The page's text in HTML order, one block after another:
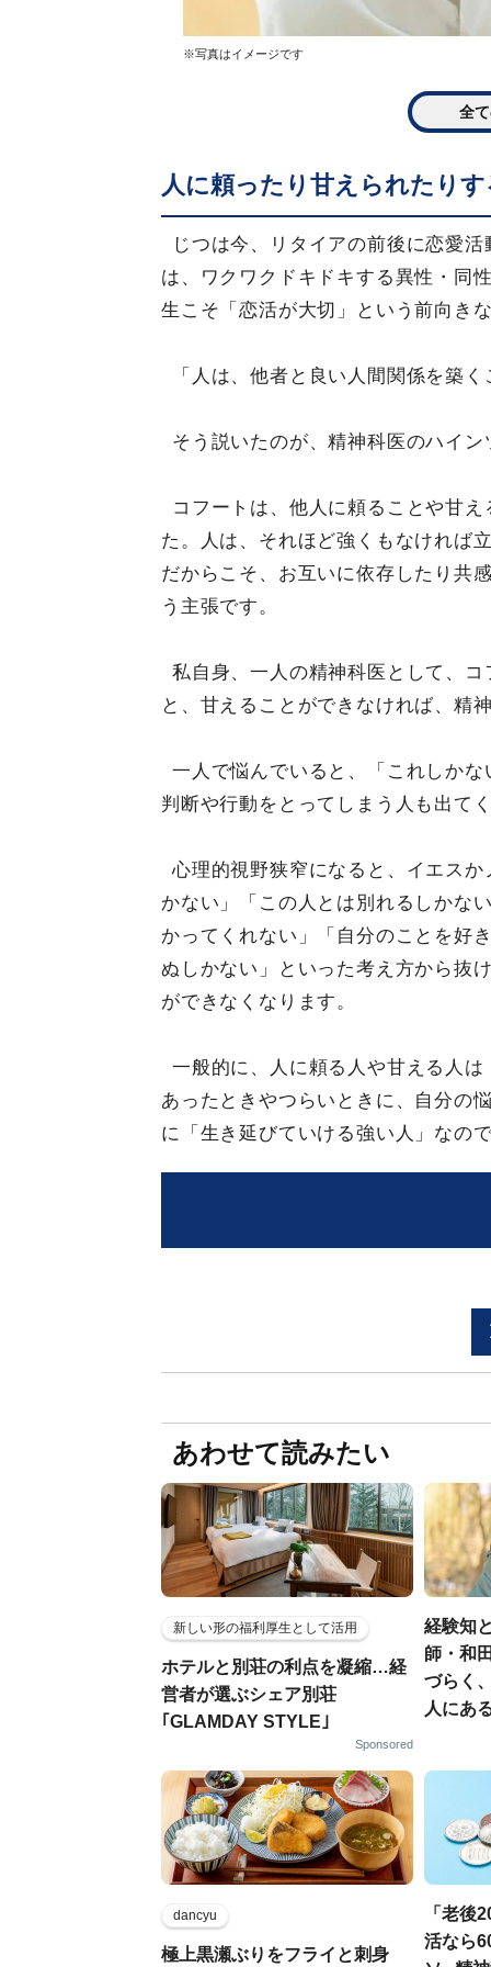
※写真はイメージです
全
人に頼ったり甘えられたり
じつは今、リタイアの前後に恋愛活
は、ワクワクドキドキする異性・同
生こそ「恋活が大切」という前向き
「人は、他者と良い人間関係を築
そう説いたのが、精神科医のハイ
コフートは、他人に頼ることや甘
た。人は、それほど強くもなければ
だからこそ、お互いに依存したり共
う主張です。
私自身、一人の精神科医として、
と、甘えることができなければ、精
一人で悩んでいると、「これしか
判断や行動をとってしまう人も出て
心理的視野狭窄になると、イエス
かない」「この人とは別れるしかな
かってくれない」「自分のことを好
ぬしかない」といった考え方から抜
ができなくなります。
一般的に、人に頼る人や甘える人
あったときやつらいときに、自分の
に「生き延びていける強い人」なの
あわせて読みたい
新しい形の福利厚生として活用
ホテルと別荘の利点を凝縮…経
営者が選ぶシェア別荘
｢GLAMDAY STYLE｣
Sponsored
経験知
師・和
づらく
人にあ
dancyu
極上黒瀬ぶりをフライと刺身
「老後
活なら